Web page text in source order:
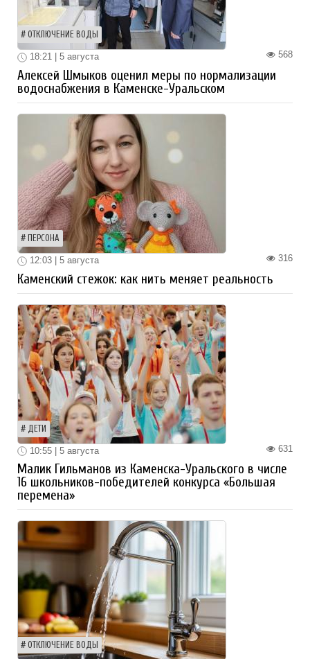
ОТКЛЮЧЕНИЕ ВОДЫ
568
18:21 | 5 августа
Алексей Шмыков оценил меры по нормализации
водоснабжения в Каменске-Уральском
ПЕРСОНА
316
12:03 | 5 августа
Каменский стежок: как нить меняет реальность
ДЕТИ
631
10:55 | 5 августа
Малик Гильманов из Каменска-Уральского в числе
16 школьников-победителей конкурса «Большая
перемена»
ОТКЛЮЧЕНИЕ ВОДЫ